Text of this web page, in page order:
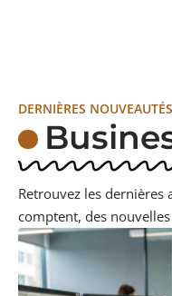
DERNIÈRES NOUVEAUTÉS
Retrouvez les dernières
comptent, des